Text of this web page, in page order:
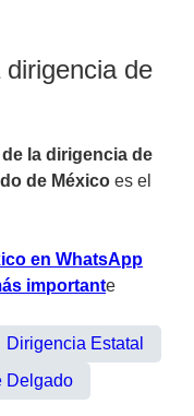
de
la dirigencia de
de México es el
en WhatsApp
importante
Dirigencia Estatal
Delgado